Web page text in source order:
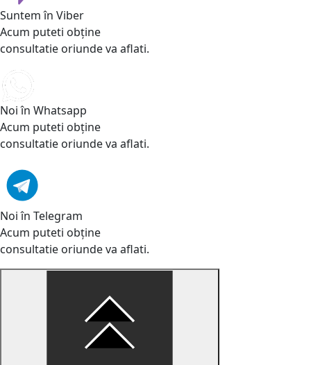
Suntem în Viber
Acum puteti obține
consultatie oriunde va aflati.
Noi în Whatsapp
Acum puteti obține
consultatie oriunde va aflati.
Noi în Telegram
Acum puteti obține
consultatie oriunde va aflati.